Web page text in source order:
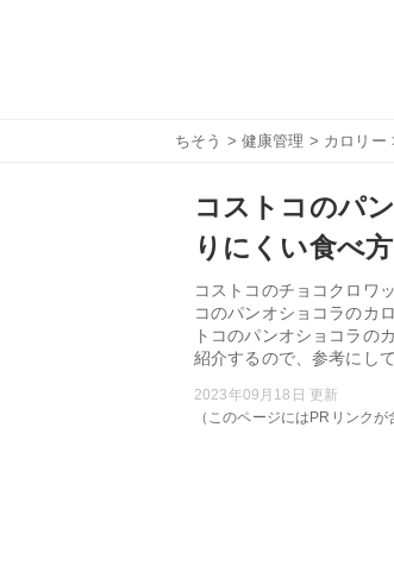
ちそう > 健康管理 > カロリー
コストコのパ
りにくい食べ
コストコのチョコクロワ
コのパンオショコラのカ
トコのパンオショコラの
紹介するので、参考にし
2023年09月18日 更新
（このページにはPRリンクが